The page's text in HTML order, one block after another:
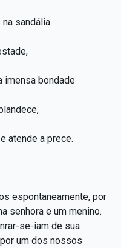
sandália.
imensa bondade
atende a prece.
espontaneamente, por
senhora e um menino.
se-iam de sua
um dos nossos